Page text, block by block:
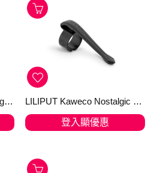
LILIPUT Bronze "S" Nostalgic Clip for the Ball Pen LILIPUT Kaweco Nostalgic Clip Black "M" Fountain Pen and Ball Pen with Cap
登入顯優惠